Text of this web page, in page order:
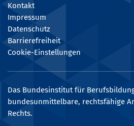
Kontakt
Impressum
Datenschutz
Barrierefreiheit
Cookie-Einstellungen
Das Bundesinstitut für
bundesunmittelbare, rechtsfähige
Rechts.